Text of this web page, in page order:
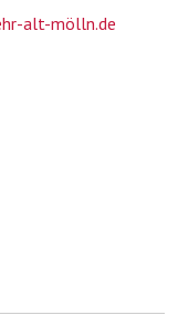
alt-mölln.de